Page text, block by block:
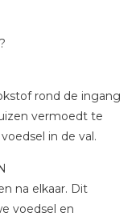
rond de ingang
vermoedt te
in de val.
na elkaar. Dit
voedsel en